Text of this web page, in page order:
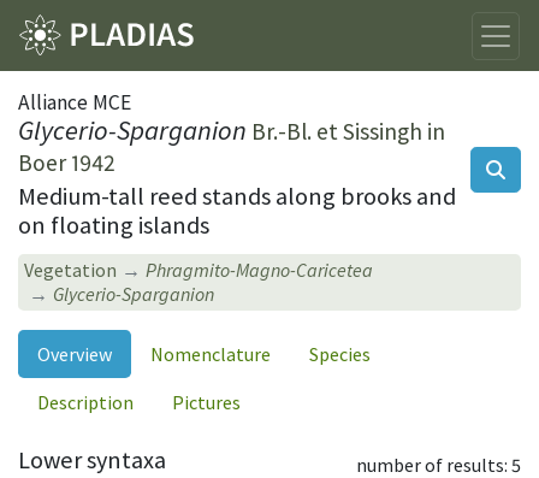
Alliance MCE
Glycerio-Sparganion Br.-Bl. et Sissingh in
Boer 1942
Medium-tall reed stands along brooks and
on floating islands
Vegetation
Phragmito-Magno-Caricetea
Glycerio-Sparganion
Overview Nomenclature
Species
Description
Pictures
Lower syntaxa
number of results: 5